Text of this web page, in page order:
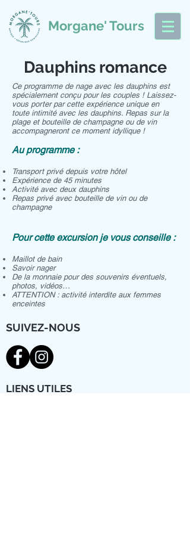
Morgane' Tours
Dauphins romance
Ce programme de nage avec les dauphins est
spécialement conçu pour les couples ! Laissez-
vous porter par cette expérience unique en
toute intimité avec les dauphins. Repas sur la
plage et bouteille de champagne ou de vin
accompagneront ce moment idyllique !
Au programme :
Transport privé depuis votre hôtel
Expérience de 45 minutes
Activité avec deux dauphins
Repas privé avec bouteille de vin ou de
champagne
Pour cette excursion je vous conseille :
Maillot de bain
Savoir nager
De la monnaie pour des souvenirs éventuels,
photos, vidéos…
ATTENTION : activité interdite aux femmes
enceintes
SUIVEZ-NOUS
LIENS UTILES